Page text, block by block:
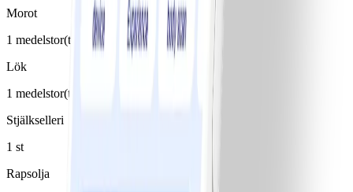
Morot
1 medelstor(t)/medelstora
Lök
1 medelstor(t)/medelstora
Stjälkselleri
1 st
Rapsolja